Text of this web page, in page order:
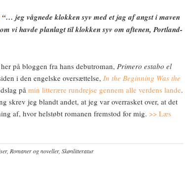
“… jeg vågnede klokken syv med et jag af angst i maven
vi havde planlagt til klokken syv om aftenen, Portland-
på bloggen fra hans debutroman, Primero estabo el
i den engelske oversættelse, In the Beginning Was the
på min litterære rundrejse gennem alle verdens lande.
skrev jeg blandt andet, at jeg var overrasket over, at det
af, hvor helstøbt romanen fremstod for mig. >> Læs
, Romaner og noveller, Skønlitteratur